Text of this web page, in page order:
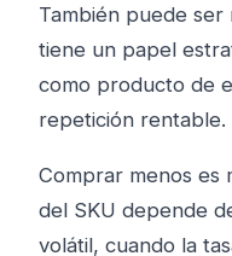
También puede
tiene un papel
como producto de
repetición rentable.
Comprar menos es
del SKU depende
volátil, cuando la